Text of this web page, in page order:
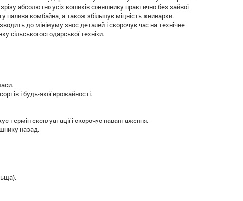
абсолютно усіх кошиків соняшнику практично без зайвої
палива комбайна, а також збільшує міцність жниварки.
до мінімуму знос деталей і скорочує час на технічне
сільськогосподарської техніки.
і будь-якої врожайності.
термін експлуатації і скорочує навантаження.
назад.